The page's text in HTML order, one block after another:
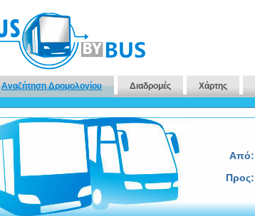
Αναζήτηση Δρομολογίου Διαδρομές Χάρτης
Από:
Προς: